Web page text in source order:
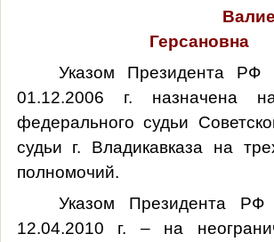
Герсановна
Указом Президента
01.12.2006 г. назначена
федерального судьи
судьи г. Владикавказа на
полномочий.
Указом Президента
12.04.2010 г. – на